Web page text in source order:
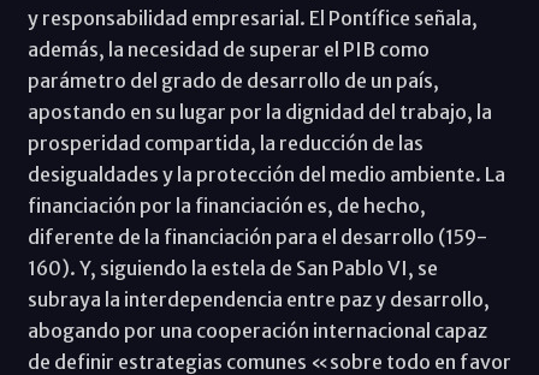
y responsabilidad empresarial. El Pontífice señala,
además, la necesidad de superar el PIB como
parámetro del grado de desarrollo de un país,
apostando en su lugar por la dignidad del trabajo, la
prosperidad compartida, la reducción de las
desigualdades y la protección del medio ambiente. La
financiación por la financiación es, de hecho,
diferente de la financiación para el desarrollo (159-
160). Y, siguiendo la estela de San Pablo VI, se
subraya la interdependencia entre paz y desarrollo,
abogando por una cooperación internacional capaz
de definir estrategias comunes «sobre todo en favor